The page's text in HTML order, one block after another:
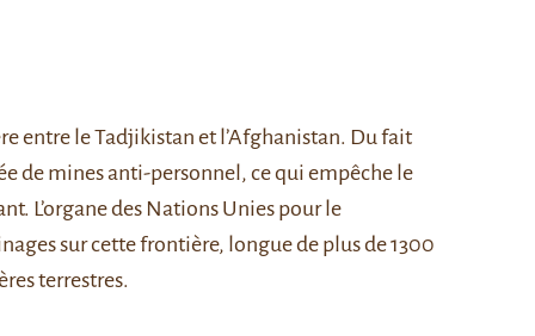
entre le Tadjikistan et l’Afghanistan. Du fait
de mines anti-personnel, ce qui empêche le
L’organe des Nations Unies pour le
sur cette frontière, longue de plus de 1300
terrestres.